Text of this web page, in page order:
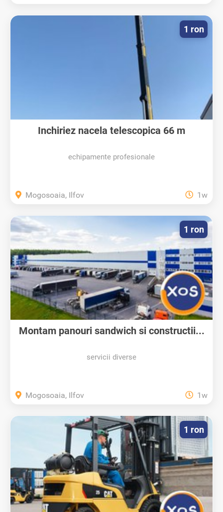
Inchiriez nacela telescopica 66 m
echipamente profesionale
1 ron
Mogosoaia, Ilfov 1w
Montam panouri sandwich si constructii...
servicii diverse
1 ron
Mogosoaia, Ilfov 1w
1 ron